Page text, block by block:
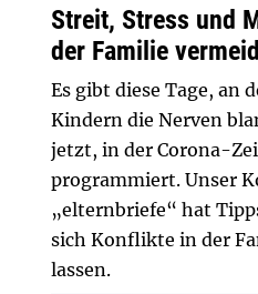
Streit, Stress und
der Familie
Es gibt diese Tage, an
Kindern die Nerven
jetzt, in der Corona-
programmiert. Unser
„elternbriefe“ hat
sich Konflikte in der
lassen.